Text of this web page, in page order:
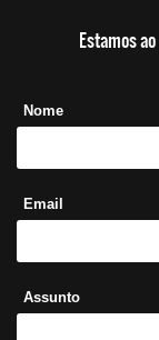
Estamos
Nome
Email
Assunto